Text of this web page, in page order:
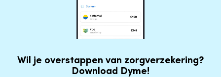
Wil je overstappen van zorgverzekering?
Download Dyme!